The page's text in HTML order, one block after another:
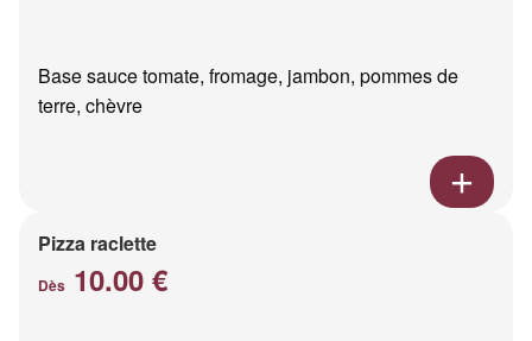
Base sauce tomate, fromage, jambon, pommes de
terre, chèvre
Pizza raclette
Dès 10.00 €